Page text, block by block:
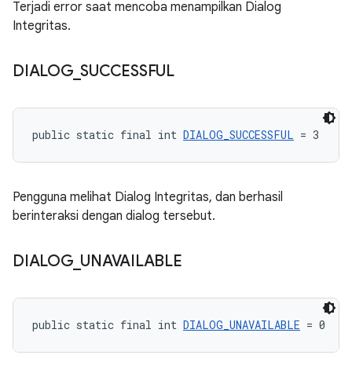
Terjadi error saat mencoba menampilkan Dialog
Integritas.
DIALOG_SUCCESSFUL
public static final int DIALOG_SUCCESSFUL = 3
Pengguna melihat Dialog Integritas, dan berhasil
berinteraksi dengan dialog tersebut.
DIALOG_ UNAVAILABLE
public static final int DIALOG_UNAVAILABLE = 0